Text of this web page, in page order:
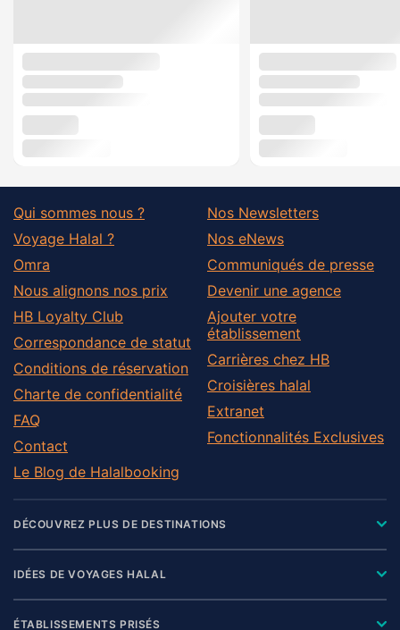
Qui sommes nous ?
Voyage Halal ?
Omra
Nous alignons nos prix
HB Loyalty Club
Correspondance de statut
Conditions de réservation
Charte de confidentialité
FAQ
Contact
Le Blog de Halalbooking
Nos Newsletters
Nos eNews
Communiqués de presse
Devenir une agence
Ajouter votre
établissement
Carrières chez HB
Croisières halal
Extranet
Fonctionnalités Exclusives
DÉCOUVREZ PLUS DE DESTINATIONS
IDÉES DE VOYAGES HALAL
ÉTABLISSEMENTS PRISÉS